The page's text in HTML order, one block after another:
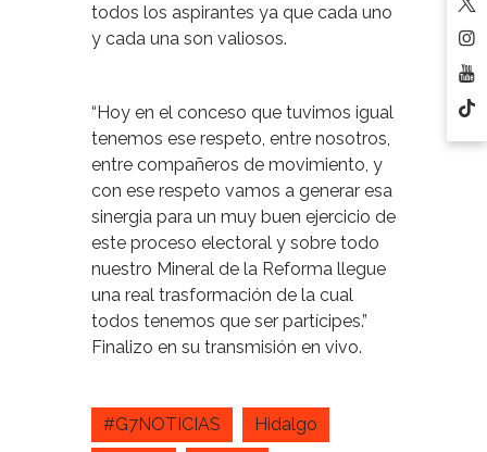
todos los aspirantes ya que cada uno
y cada una son valiosos.
“Hoy en el conceso que tuvimos igual
tenemos ese respeto, entre nosotros,
entre compañeros de movimiento, y
con ese respeto vamos a generar esa
sinergia para un muy buen ejercicio de
este proceso electoral y sobre todo
nuestro Mineral de la Reforma llegue
una real trasformación de la cual
todos tenemos que ser partícipes.”
Finalizo en su transmisión en vivo.
#G7NOTICIAS
Hidalgo